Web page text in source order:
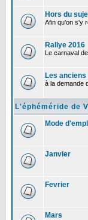
Hors du
Afin qu'on s'y
Rallye 2016
Le carnaval
Les
à la demande
L'éphéméride de
Mode
Janvier
Fevrier
Mars